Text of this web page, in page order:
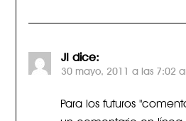
JI dice:
30 mayo, 2011 a las 7:02
Para los futuros